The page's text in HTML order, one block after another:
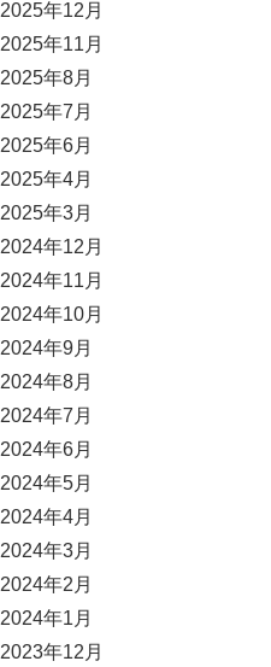
2025年12月
2025年11月
2025年8月
2025年7月
2025年6月
2025年4月
2025年3月
2024年12月
2024年11月
2024年10月
2024年9月
2024年8月
2024年7月
2024年6月
2024年5月
2024年4月
2024年3月
2024年2月
2024年1月
2023年12月